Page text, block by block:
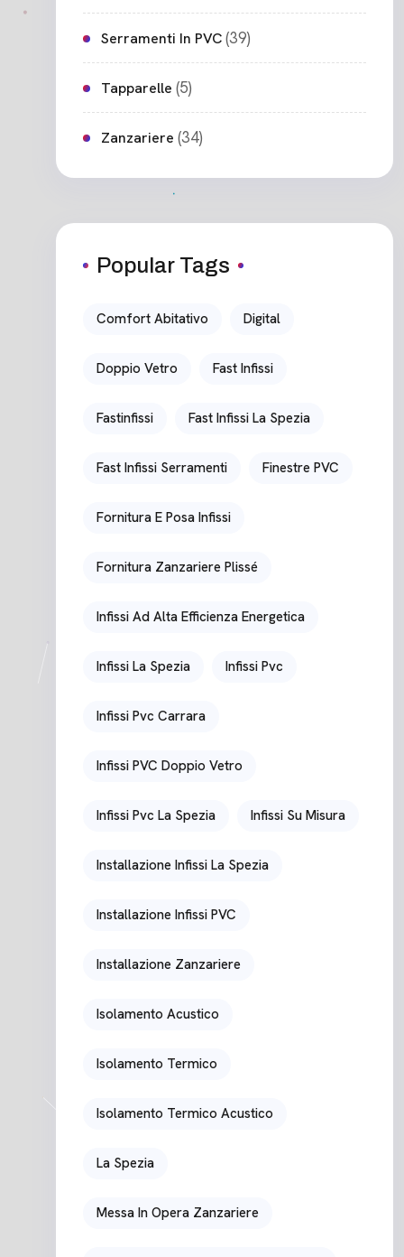
Serramenti In PVC(39)
Tapparelle (5)
Zanzariere (34)
Popular Tags
Comfort Abitativo Digital
Doppio Vetro Fast Infissi
Fastinfissi Fast Infissi La Spezia
Fast Infissi Serramenti Finestre PVC
Fornitura E Posa Infissi
Fornitura Zanzariere Plissé
Infissi Ad Alta Efficienza Energetica
Infissi La Spezia Infissi Pvc
Infissi Pvc Carrara
Infissi PVC Doppio Vetro
Infissi Pvc La Spezia Infissi Su Misura
Installazione Infissi La Spezia
Installazione Infissi PVC
Installazione Zanzariere
Isolamento Acustico
Isolamento Termico
Isolamento Termico Acustico
La Spezia
Messa In Opera Zanzariere